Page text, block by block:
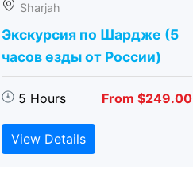
Sharjah
Экскурсия по Шардже (5
часов езды от России)
5 Hours From $249.00
View Details